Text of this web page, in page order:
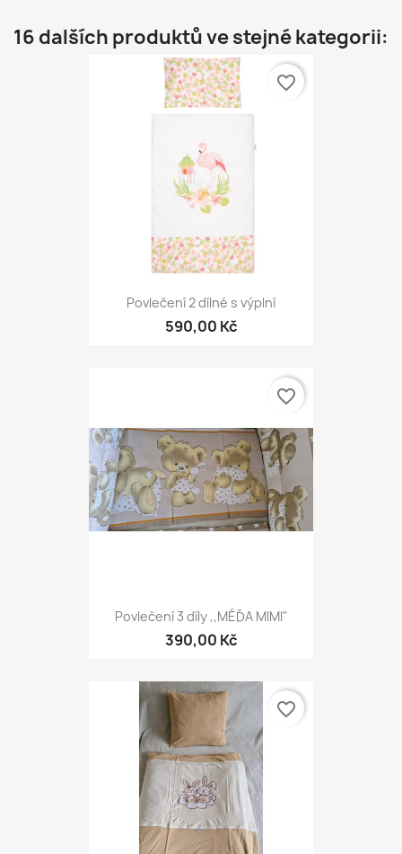
16 dalších produktů ve stejné kategorii:
Povlečení 2 dílné s výplní
590,00 Kč
favorite_border
Povlečení 3 díly ,,MÉĎA MIMI"
390,00 Kč
favorite_border
favorite_border